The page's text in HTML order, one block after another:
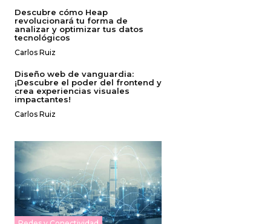
Descubre cómo Heap
revolucionará tu forma de
analizar y optimizar tus datos
tecnológicos
Carlos Ruiz
Diseño web de vanguardia:
¡Descubre el poder del frontend y
crea experiencias visuales
impactantes!
Carlos Ruiz